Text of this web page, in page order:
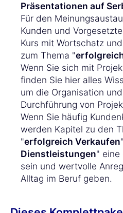
Präsentationen auf
Für den
Kunden und
Kurs mit Wortschatz
zum Thema "
Wenn Sie sich mit
finden Sie hier alles
um die Organisation
Durchführung von
Wenn Sie häufig
werden Kapitel zu den
"erfolgreich Verkaufen
Dienstleistungen" eine
sein und wertvolle
Alltag im Beruf geben.